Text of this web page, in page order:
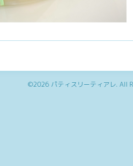
©2026 パティスリーティアレ. All